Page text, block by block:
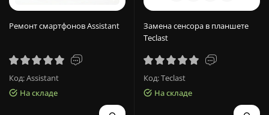
Ремонт смартфонов Assistant
Код: Assistant
На складе
Замена сенсора в планшете
Teclast
Код: Teclast
На складе